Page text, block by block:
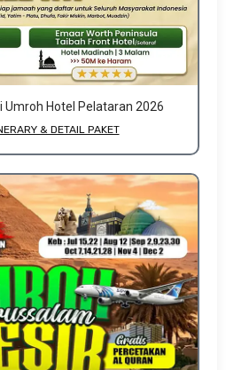
Umroh Hotel Pelataran 2026
& DETAIL PAKET